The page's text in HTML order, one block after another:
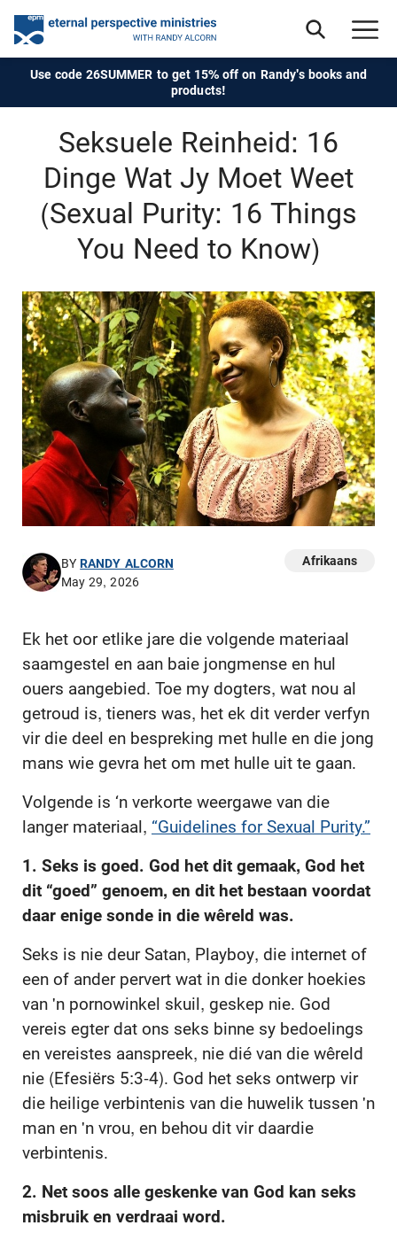
Use code 26SUMMER to get 15% off on Randy's books and
products!
Seksuele Reinheid: 16
Dinge Wat Jy Moet Weet
(Sexual Purity: 16 Things
You Need to Know)
BYRANDY ALCORN
May 29, 2026
Afrikaans
Ek het oor etlike jare die volgende materiaal
saamgestel en aan baie jongmense en hul
ouers aangebied. Toe my dogters, wat nou al
getroud is, tieners was, het ek dit verder verfyn
vir die deel en bespreking met hulle en die jong
mans wie gevra het om met hulle uit te gaan.
Volgende is ‘n verkorte weergawe van die
langer materiaal, “Guidelines for Sexual Purity.”
1. Seks is goed. God het dit gemaak, God het
dit “goed” genoem, en dit het bestaan voordat
daar enige sonde in die wêreld was.
Seks is nie deur Satan, Playboy, die internet of
een of ander pervert wat in die donker hoekies
van 'n pornowinkel skuil, geskep nie. God
vereis egter dat ons seks binne sy bedoelings
en vereistes aanspreek, nie dié van die wêreld
nie (Efesiërs 5:3-4). God het seks ontwerp vir
die heilige verbintenis van die huwelik tussen 'n
man en 'n vrou, en behou dit vir daardie
verbintenis.
2. Net soos alle geskenke van God kan seks
misbruik en verdraai word.